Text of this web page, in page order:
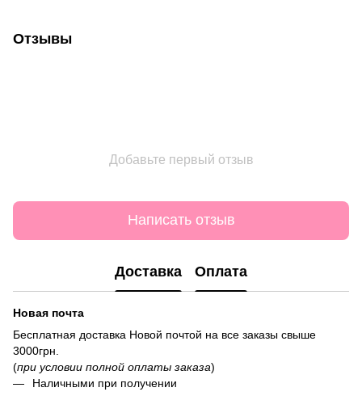
Отзывы
Добавьте первый отзыв
Написать отзыв
Доставка Оплата
Новая почта
Бесплатная доставка Новой почтой на все заказы свыше
3000грн.
(при условии полной оплаты заказа)
Наличными при получении